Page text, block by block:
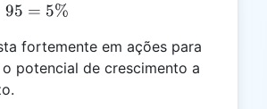
=
5\%
95 = 5%
fortemente em ações para
potencial de crescimento a